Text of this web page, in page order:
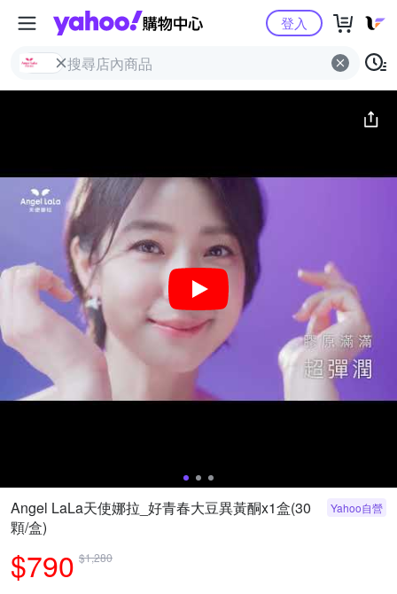
Yahoo購物中心
登入
簡介 評價 (2) 猜你喜歡
Angel LaLa天使娜拉_好青春大豆異黃酮x1盒(30
顆/盒)
$790 $1,280
Yahoo自營